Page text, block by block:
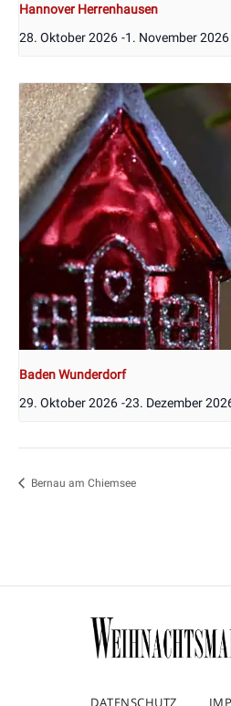
Hannover Herrenhausen
28. Oktober 2026 -1. November 2026
Baden Wunderdorf
29. Oktober 2026 -23. Dezember
Bernau am Chiemsee
DATENSCHUTZ